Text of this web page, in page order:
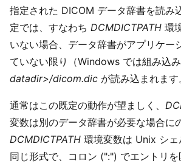
指定された DICOM データ辞書を読み
定では、すなわち DCMDICTPATH 環
いない場合、データ辞書がアプリケー
ていない限り（Windows では組み込み
datadir>/dicom.dic が読み込まれます
通常はこの既定の動作が望ましく、
変数は別のデータ辞書が必要な場合に
DCMDICTPATH 環境変数は Unix シェ
同じ形式で、コロン (":") でエントリを